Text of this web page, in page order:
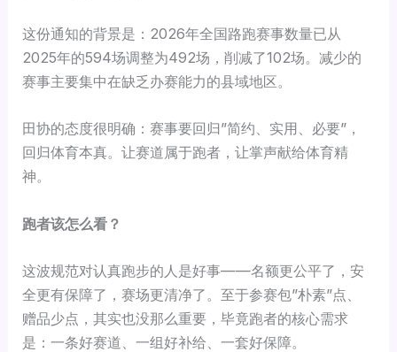
这份通知的背景是：2026年全国路跑赛事数量已从
2025年的594场调整为492场，削减了102场。减少的
赛事主要集中在缺乏办赛能力的县域地区。
田协的态度很明确：赛事要回归”简约、实用、必要”，
回归体育本真。让赛道属于跑者，让掌声献给体育精
神。
跑者该怎么看？
这波规范对认真跑步的人是好事——名额更公平了，安
全更有保障了，赛场更清净了。至于参赛包”朴素”点、
赠品少点，其实也没那么重要，毕竟跑者的核心需求
是：一条好赛道、一组好补给、一套好保障。